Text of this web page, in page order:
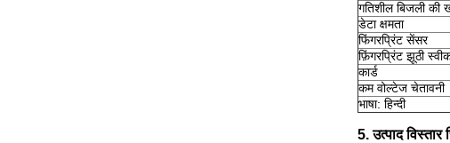
गतिशील बिजली की
डेटा क्षमता
फिंगरप्रिंट सेंसर
फ़िंगरप्रिंट झूठी
कार्ड
कम वोल्टेज चेतावनी
भाषा: हिन्दी
5. उत्पाद विस्तार